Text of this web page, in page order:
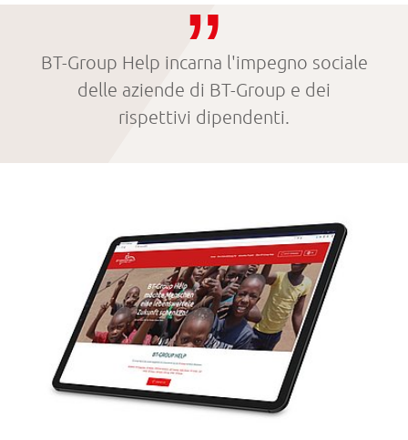
BT-Group Help incarna l'impegno sociale
delle aziende di BT-Group e dei
rispettivi dipendenti.